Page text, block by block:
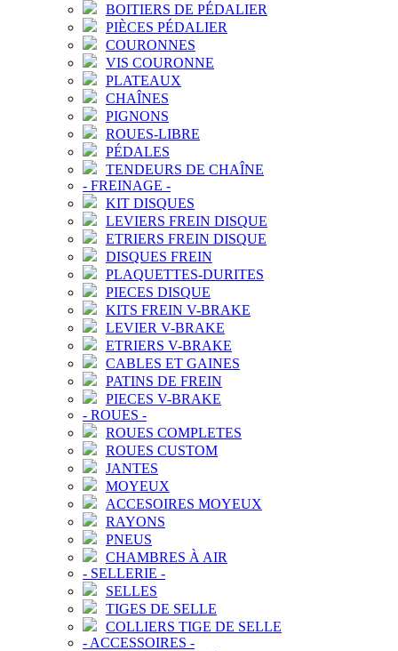
BOITIERS DE PÉDALIER
PIÈCES PÉDALIER
COURONNES
VIS COURONNE
PLATEAUX
CHAÎNES
PIGNONS
ROUES-LIBRE
PÉDALES
TENDEURS DE CHAÎNE
- FREINAGE -
KIT DISQUES
LEVIERS FREIN DISQUE
ETRIERS FREIN DISQUE
DISQUES FREIN
PLAQUETTES-DURITES
PIECES DISQUE
KITS FREIN V-BRAKE
LEVIER V-BRAKE
ETRIERS V-BRAKE
CABLES ET GAINES
PATINS DE FREIN
PIECES V-BRAKE
- ROUES -
ROUES COMPLETES
ROUES CUSTOM
JANTES
MOYEUX
ACCESOIRES MOYEUX
RAYONS
PNEUS
CHAMBRES À AIR
- SELLERIE -
SELLES
TIGES DE SELLE
COLLIERS TIGE DE SELLE
- ACCESSOIRES -